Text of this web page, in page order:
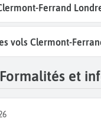
Ferrand
vols Clermont-
et